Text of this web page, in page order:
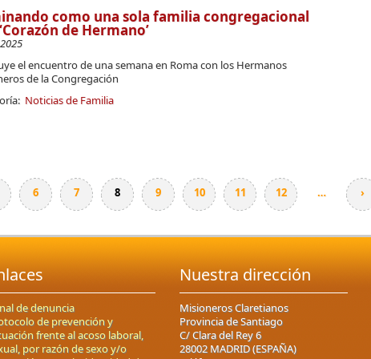
como una sola familia congregacional
de Hermano’
el encuentro de una semana en Roma con los Hermanos
de la Congregación
Noticias de Familia
6 7 8 9 10 11 12 … ›
de denuncia
de prevención y
frente al acoso laboral,
por razón de sexo y/o
Nuestra dirección
Misioneros Claretianos
Provincia de Santiago
C/ Clara del Rey 6
28002 MADRID (ESPAÑA)